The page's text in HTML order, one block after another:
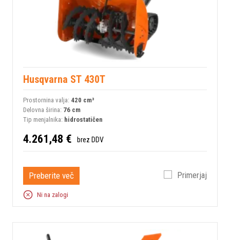
Husqvarna ST 430T
Prostornina valja: 420 сm³
Delovna širina: 76 cm
Tip menjalnika: hidrostatičen
4.261,48 € brez DDV
Preberite več Primerjaj
Ni na zalogi